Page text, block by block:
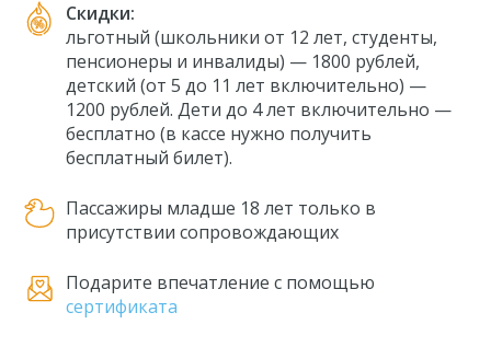
Скидки:
льготный (школьники от 12 лет, студенты,
пенсионеры и инвалиды) — 1800 рублей,
детский (от 5 до 11 лет включительно) —
1200 рублей. Дети до 4 лет включительно —
бесплатно (в кассе нужно получить
бесплатный билет).
Пассажиры младше 18 лет только в
присутствии сопровождающих
Подарите впечатление с помощью
сертификата